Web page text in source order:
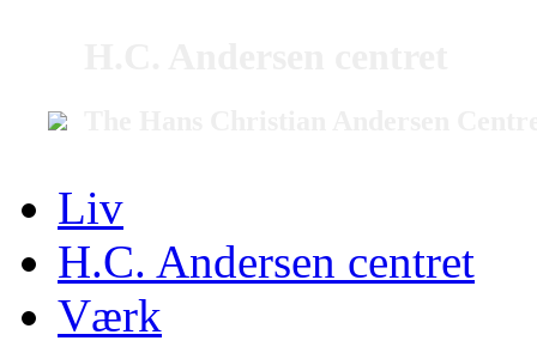
Liv
H.C. Andersen centret
Værk